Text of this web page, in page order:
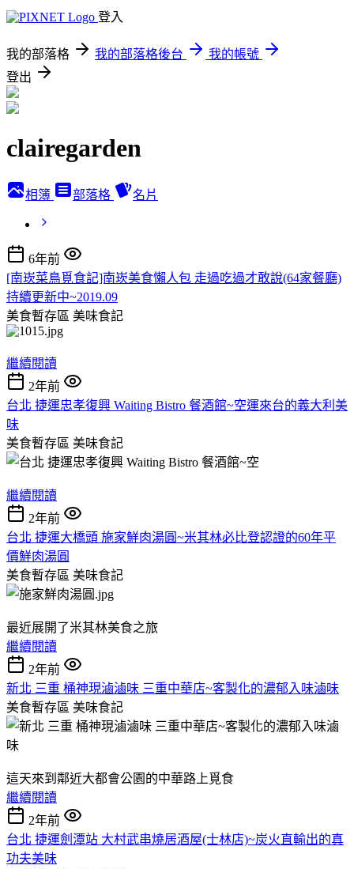
登入
我的部落格 我的部落格後台
我的帳號
登出
clairegarden
相簿 部落格 名片
6年前
[南崁菜鳥覓食記]南崁美食懶人包 走過吃過才敢說(64家餐廳)
持續更新中~2019.09
美食暫存區 美味食記
繼續閱讀
2年前
台北 捷運忠孝復興 Waiting Bistro 餐酒館~空運來台的義大利美
味
美食暫存區 美味食記
繼續閱讀
2年前
台北 捷運大橋頭 施家鮮肉湯圓~米其林必比登認證的60年平
價鮮肉湯圓
美食暫存區 美味食記
最近展開了米其林美食之旅
繼續閱讀
2年前
新北 三重 桶神現滷滷味 三重中華店~客製化的濃郁入味滷味
美食暫存區 美味食記
這天來到鄰近大都會公園的中華路上覓食
繼續閱讀
2年前
台北 捷運劍潭站 大村武串燒居酒屋(士林店)~炭火直輸出的真
功夫美味